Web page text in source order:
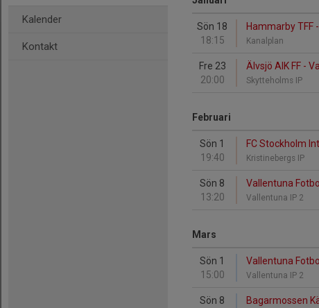
Kalender
Kontakt
Sön 18
18:15
Hammarby TFF
Kanalplan
Fre 23
20:00
Älvsjö AIK FF -
Skytteholms IP
Februari
Sön 1
19:40
FC Stockholm
Kristinebergs IP
Sön 8
13:20
Vallentuna
Vallentuna IP 2
Mars
Sön 1
15:00
Vallentuna
Vallentuna IP 2
Sön 8
Bagarmossen